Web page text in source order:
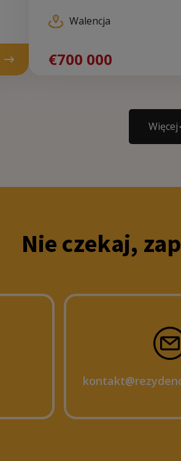
Walencja
€700 000
Więcej
Nie czekaj,